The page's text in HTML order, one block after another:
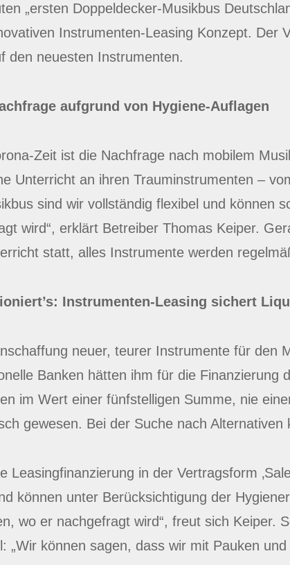
„ersten Doppeldecker-Musikbus
Instrumenten-Leasing Konzept. Der
den neuesten Instrumenten.
aufgrund von Hygiene-Auflagen
Zeit ist die Nachfrage nach mobilem
Unterricht an ihren Trauminstrumenten –
sind wir vollständig flexibel und können
wird“, erklärt Betreiber Thomas Keiper.
statt, alles Instrumente werden
Instrumenten-Leasing sichert
neuer, teurer Instrumente für den
Banken hätten ihm für die
im Wert einer fünfstelligen Summe, nie
gewesen. Bei der Suche nach
Leasingfinanzierung in der Vertragsform
können unter Berücksichtigung der
wo er nachgefragt wird“, freut sich Keiper.
„Wir können sagen, dass wir mit Pauken